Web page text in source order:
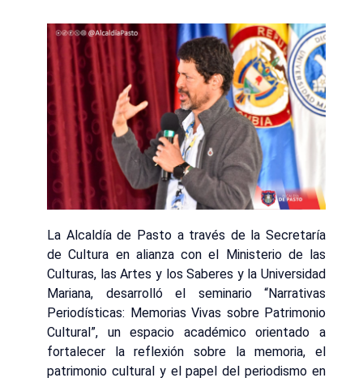
La Alcaldía de Pasto a través de la Secretaría
de Cultura en alianza con el Ministerio de las
Culturas, las Artes y los Saberes y la Universidad
Mariana, desarrolló el seminario “Narrativas
Periodísticas: Memorias Vivas sobre Patrimonio
Cultural”, un espacio académico orientado a
fortalecer la reflexión sobre la memoria, el
patrimonio cultural y el papel del periodismo en